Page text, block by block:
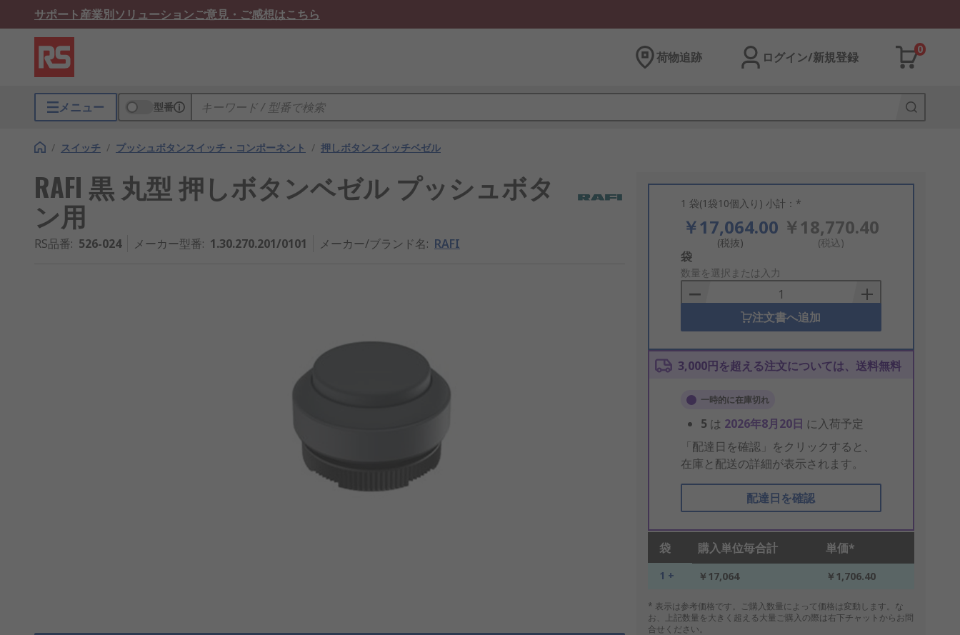
サポート産業別ソリューションご意見・ご感想はこちら
荷物追跡 ログイン/新規登録
0
メニュー 型番
/ スイッチ / プッシュボタンスイッチ・コンポーネント / 押しボタンスイッチベゼル
RAFI 黒 丸型 押しボタンベゼル プッシュボタ
ン用
RS品番: 526-024 メーカー型番: 1.30.270.201/0101 メーカー/ブランド名: RAFI
1 袋(1袋10個入り) 小計：*
￥17,064.00
(税抜)
￥18,770.40
(税込)
Add
to
Basket
袋
数量を選択または入力
注文書へ追加
3,000円を超える注文については、送料無料
一時的に在庫切れ
5 は 2026年8月20日 に入荷予定
「配達日を確認」をクリックすると、
在庫と配送の詳細が表示されます。
配達日を確認
袋 購入単位毎合計 単価*
1 + ￥17,064 ￥1,706.40
* 表示は参考価格です。ご購入数量によって価格は変動します。な
お、上記数量を大きく超える大量ご購入の際は右下チャットからお問
合せください。